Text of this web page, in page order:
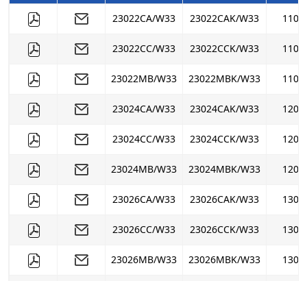
23022CA/W33 23022CAK/W33 110
23022CC/W33 23022CCK/W33 110
23022MB/W33 23022MBK/W33 110
23024CA/W33 23024CAK/W33 120
23024CC/W33 23024CCK/W33 120
23024MB/W33 23024MBK/W33 120
23026CA/W33 23026CAK/W33 130
23026CC/W33 23026CCK/W33 130
23026MB/W33 23026MBK/W33 130